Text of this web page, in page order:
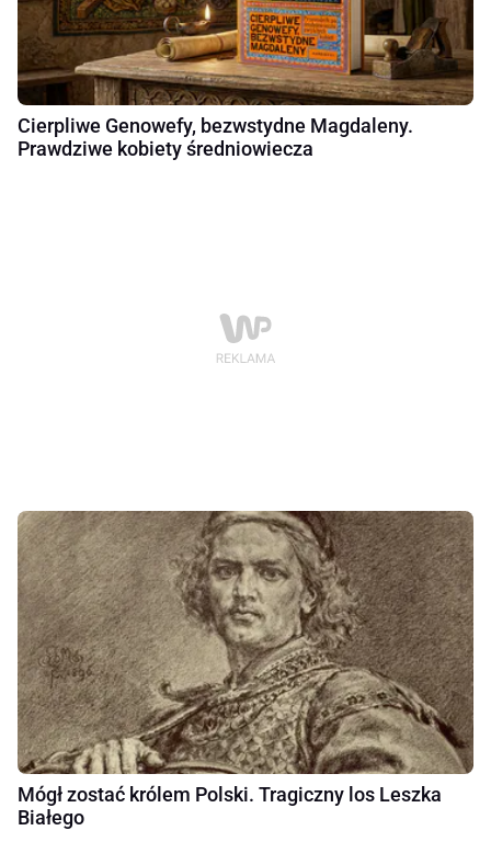
Cierpliwe Genowefy, bezwstydne Magdaleny.
Prawdziwe kobiety średniowiecza
Mógł zostać królem Polski. Tragiczny los Leszka
Białego